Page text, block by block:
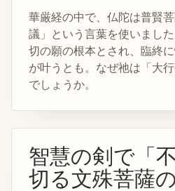
華厳経の中で、仏陀は普賢
議」という言葉を使いまし
切の願の根本とされ、臨終
が叶うとも。なぜ祂は「大
でしょうか。
智慧の剣で「
切る文殊菩薩